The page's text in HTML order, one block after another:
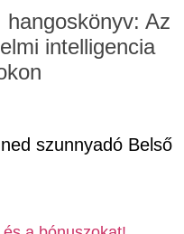
Az
intelligencia
Belső